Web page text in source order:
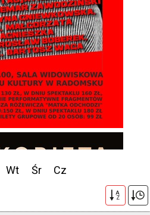
Wt Śr
Cz
A
Z